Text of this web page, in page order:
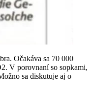
Očakáva sa 70 000
V porovnaní so sopkami,
sa diskutuje aj o